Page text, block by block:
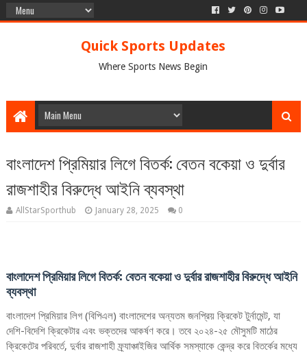
Quick Sports Updates
Where Sports News Begin
বাংলাদেশ প্রিমিয়ার লিগে বিতর্ক: বেতন বকেয়া ও দুর্বার
রাজশাহীর বিরুদ্ধে আইনি ব্যবস্থা
AllStarSporthub January 28, 2025 0
বাংলাদেশ প্রিমিয়ার লিগে বিতর্ক: বেতন বকেয়া ও দুর্বার রাজশাহীর বিরুদ্ধে আইনি
ব্যবস্থা
বাংলাদেশ প্রিমিয়ার লিগ (বিপিএল) বাংলাদেশের অন্যতম জনপ্রিয় ক্রিকেট টুর্নামেন্ট, যা
দেশি-বিদেশি ক্রিকেটার এবং ভক্তদের আকর্ষণ করে। তবে ২০২৪-২৫ মৌসুমটি মাঠের
ক্রিকেটের পরিবর্তে, দুর্বার রাজশাহী ফ্র্যাঞ্চাইজির আর্থিক সমস্যাকে কেন্দ্র করে বিতর্কের মধ্যে